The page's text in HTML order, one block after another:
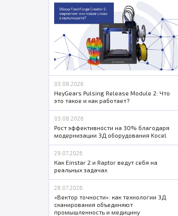
можно и покрасить. Идея жила, но в
массы не шла.
03.08.2026
HeyGears Pulsing Release Module 2: Что
это такое и как работает?
03.08.2026
Рост эффективности на 30% благодаря
модернизации 3Д оборудования Kocel
29.07.2026
Как Einstar 2 и Raptor ведут себя на
реальных задачах
28.07.2026
«Вектор точности»: как технологии 3Д
сканирования объединяют
промышленность и медицину